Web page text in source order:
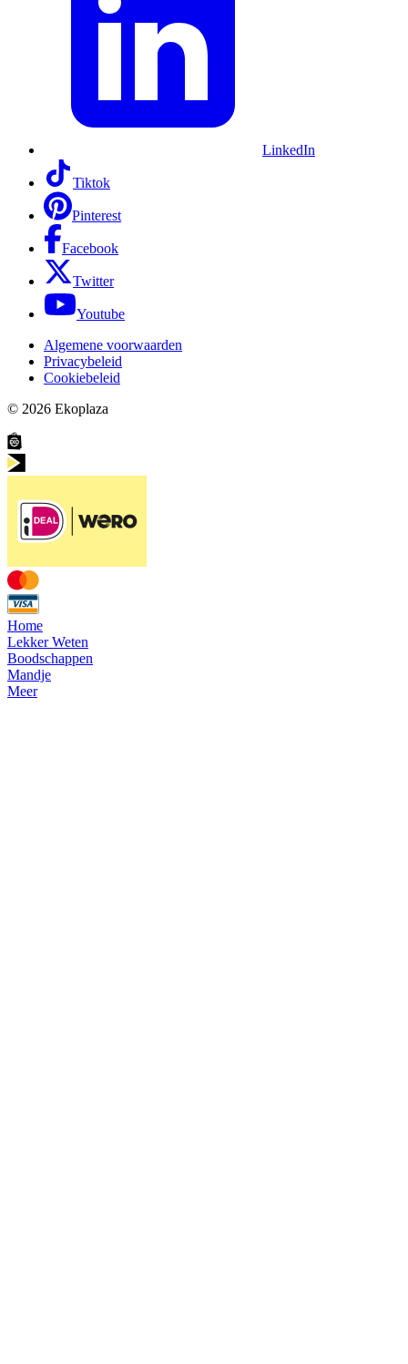
LinkedIn
Tiktok
Pinterest
Facebook
Twitter
Youtube
Algemene voorwaarden
Privacybeleid
Cookiebeleid
© 2026 Ekoplaza
Home
Lekker Weten
Boodschappen
Mandje
Meer